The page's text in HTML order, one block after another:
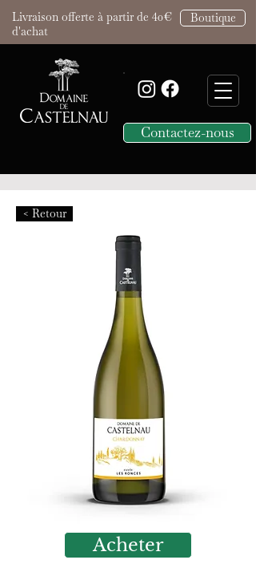
Livraison offerte à partir de 40€
d'achat
Boutique
Contactez-nous
< Retour
Acheter